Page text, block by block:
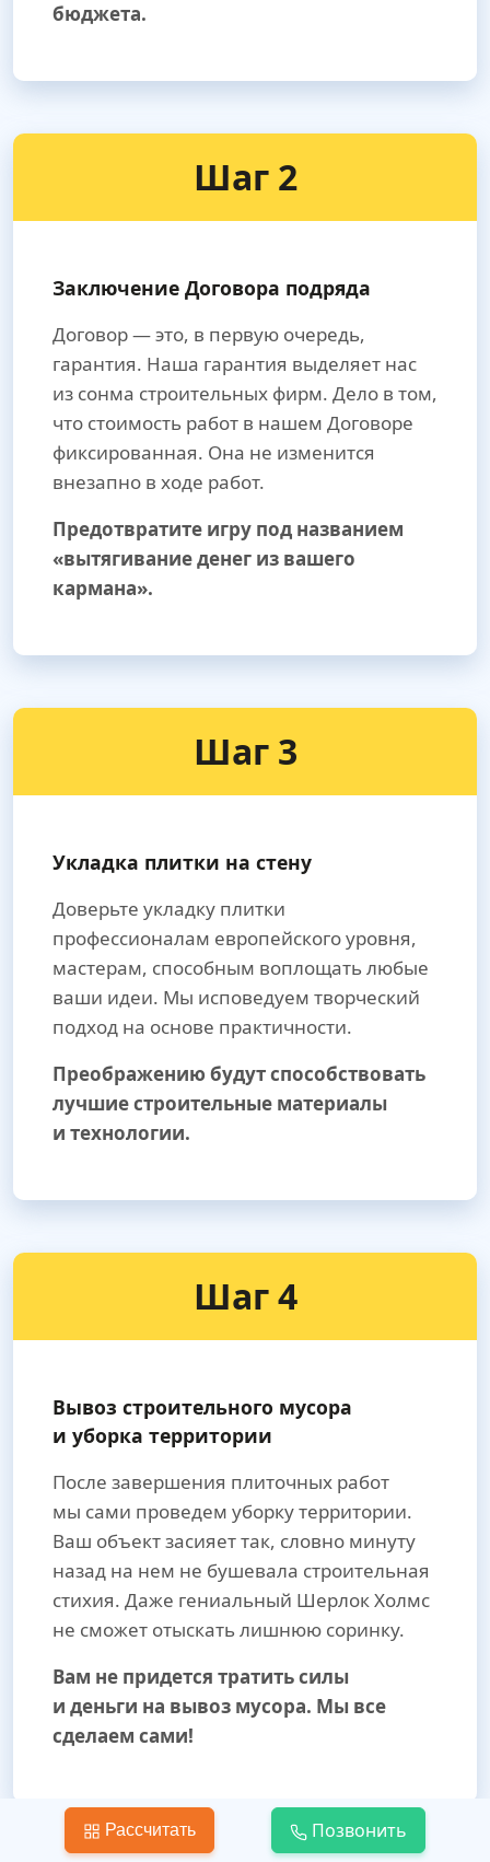
бюджета.
Шаг 2
Заключение Договора подряда
Договор — это, в первую очередь,
гарантия. Наша гарантия выделяет нас
из сонма строительных фирм. Дело в том,
что стоимость работ в нашем Договоре
фиксированная. Она не изменится
внезапно в ходе работ.
Предотвратите игру под названием
«вытягивание денег из вашего
кармана».
Шаг 3
Укладка плитки на стену
Доверьте укладку плитки
профессионалам европейского уровня,
мастерам, способным воплощать любые
ваши идеи. Мы исповедуем творческий
подход на основе практичности.
Преображению будут способствовать
лучшие строительные материалы
и технологии.
Шаг 4
Вывоз строительного мусора
и уборка территории
После завершения плиточных работ
мы сами проведем уборку территории.
Ваш объект засияет так, словно минуту
назад на нем не бушевала строительная
стихия. Даже гениальный Шерлок Холмс
не сможет отыскать лишнюю соринку.
Вам не придется тратить силы
и деньги на вывоз мусора. Мы все
сделаем сами!
Рассчитать Позвонить